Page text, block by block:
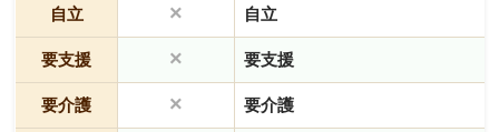
自立 × 自立
要支援 × 要支援
要介護 × 要介護